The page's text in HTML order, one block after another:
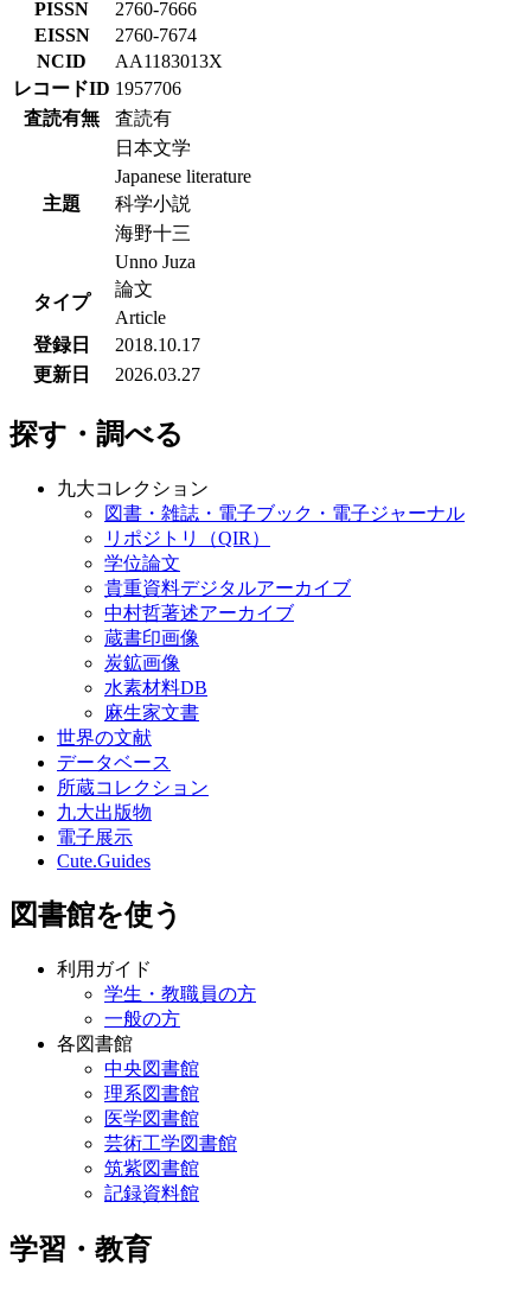
PISSN
2760-7666
EISSN
2760-7674
NCID
AA1183013X
レコードID 1957706
査読有無
査読有
主題
日本文学
Japanese literature
科学小説
海野十三
Unno Juza
タイプ
論文
Article
登録日
2018.10.17
更新日
2026.03.27
探す・調べる
九大コレクション
図書・雑誌・電子ブック・電子ジャーナル
リポジトリ（QIR）
学位論文
貴重資料デジタルアーカイブ
中村哲著述アーカイブ
蔵書印画像
炭鉱画像
水素材料DB
麻生家文書
世界の文献
データベース
所蔵コレクション
九大出版物
電子展示
Cute.Guides
図書館を使う
利用ガイド
学生・教職員の方
一般の方
各図書館
中央図書館
理系図書館
医学図書館
芸術工学図書館
筑紫図書館
記録資料館
学習・教育